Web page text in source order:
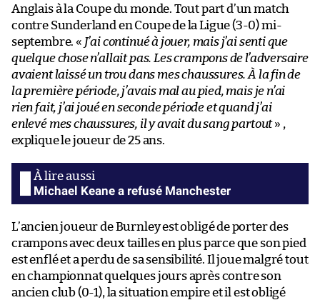
Anglais à la Coupe du monde. Tout part d’un match
contre Sunderland en Coupe de la Ligue (3-0) mi-
septembre. « J’ai continué à jouer, mais j’ai senti que
quelque chose n’allait pas. Les crampons de l’adversaire
avaient laissé un trou dans mes chaussures. À la fin de
la première période, j’avais mal au pied, mais je n’ai
rien fait, j’ai joué en seconde période et quand j’ai
enlevé mes chaussures, il y avait du sang partout» ,
explique le joueur de 25 ans.
Michael Keane a refusé Manchester
L’ancien joueur de Burnley est obligé de porter des
crampons avec deux tailles en plus parce que son pied
est enflé et a perdu de sa sensibilité. Il joue malgré tout
en championnat quelques jours après contre son
ancien club (0-1), la situation empire et il est obligé